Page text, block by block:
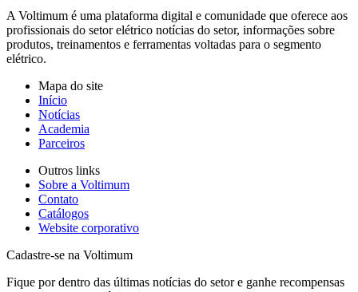
A Voltimum é uma plataforma digital e comunidade que oferece aos
profissionais do setor elétrico notícias do setor, informações sobre
produtos, treinamentos e ferramentas voltadas para o segmento
elétrico.
Mapa do site
Início
Notícias
Academia
Parceiros
Outros links
Sobre a Voltimum
Contato
Catálogos
Website corporativo
Cadastre-se na Voltimum
Fique por dentro das últimas notícias do setor e ganhe recompensas